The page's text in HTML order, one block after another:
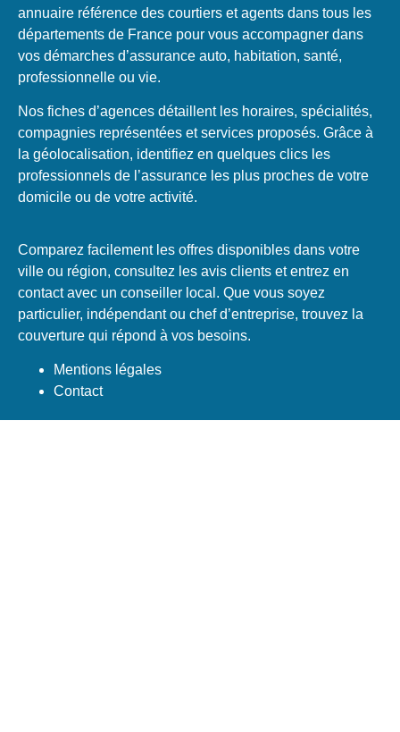
annuaire référence des courtiers et agents dans tous les
départements de France pour vous accompagner dans
vos démarches d’assurance auto, habitation, santé,
professionnelle ou vie.
Nos fiches d’agences détaillent les horaires, spécialités,
compagnies représentées et services proposés. Grâce à
la géolocalisation, identifiez en quelques clics les
professionnels de l’assurance les plus proches de votre
domicile ou de votre activité.
Comparez facilement les offres disponibles dans votre
ville ou région, consultez les avis clients et entrez en
contact avec un conseiller local. Que vous soyez
particulier, indépendant ou chef d’entreprise, trouvez la
couverture qui répond à vos besoins.
Mentions légales
Contact